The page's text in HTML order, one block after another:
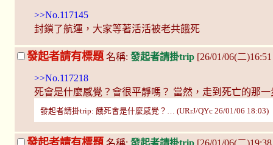
>>No.117145
封鎖了航運，大家等著活活被老共餓死
發起者請有標題 名稱: 發起者請掛trip [26/01/06(二
>>No.117218
死會是什麼感覺？會很平靜嗎？ 當然，走到死亡的那
發起者請掛trip: 餓死會是什麼感覺？… (URrJ/QYc 26/01/06 18:03)